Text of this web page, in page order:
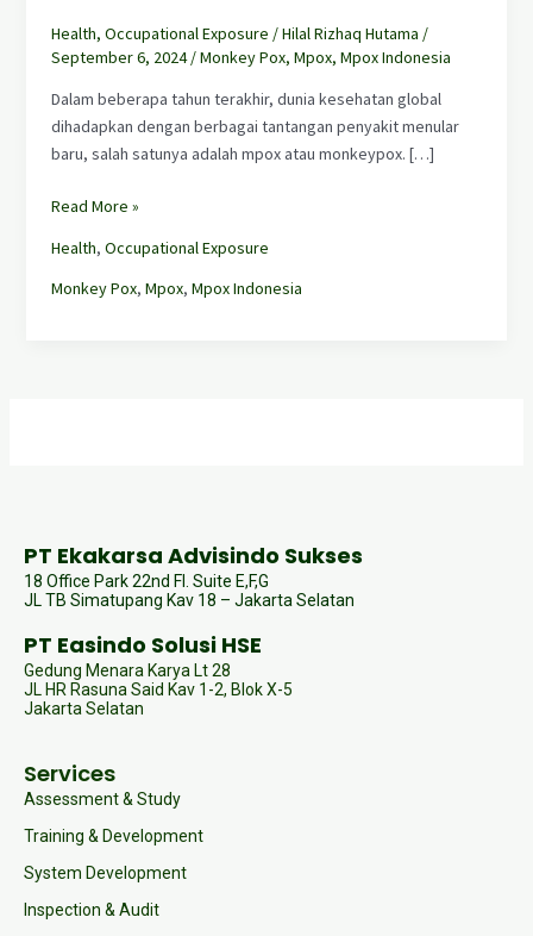
Health, Occupational Exposure /Hilal Rizhaq Hutama /
September 6, 2024/Monkey Pox, Mpox, Mpox Indonesia
Dalam beberapa tahun terakhir, dunia kesehatan global
dihadapkan dengan berbagai tantangan penyakit menular
baru, salah satunya adalah mpox atau monkeypox. […]
Read More »
Health, Occupational Exposure
Monkey Pox, Mpox, Mpox Indonesia
PT Ekakarsa Advisindo Sukses
18 Office Park 22nd Fl. Suite E,F,G
JL TB Simatupang Kav 18 – Jakarta Selatan
PT Easindo Solusi HSE
Gedung Menara Karya Lt 28
JL HR Rasuna Said Kav 1-2, Blok X-5
Jakarta Selatan
Services
Assessment & Study
Training & Development
System Development
Inspection & Audit